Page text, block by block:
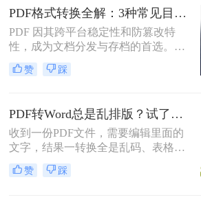
5种完全免费的解决方案。所有方法
均基于官方或开源平台，确保零成
本、无广告、无数据泄露。无需任何
付费，即可实现高质量转换，告别格
式错乱与隐私担忧！
PDF格式转换全解：3种常见目标格式及对应操作方法！
PDF 因其跨平台稳定性和防篡改特
性，成为文档分发与存档的首选。但
当需要编辑内容、调整格式或提取文
本时，将其转换为可编辑的 Word 文
流转换途径。
赞 踩
PDF转Word总是乱排版？试了好几个办法，这几个真的能用！
收到一份PDF文件，需要编辑里面的
文字，结果一转换全是乱码、表格错
位、图片跑偏——这种糟心事估计不
少人都遇到过。其实pdf怎么转换成
赞 踩